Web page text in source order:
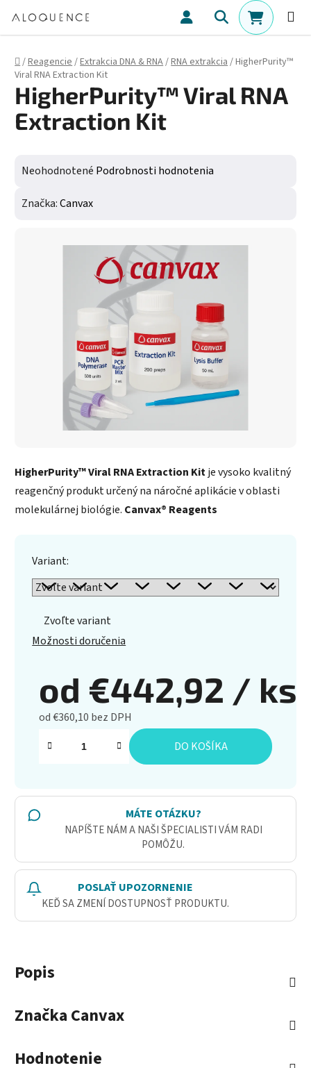
Hľadať
Domov
/Reagencie/Extrakcia DNA & RNA/RNA extrakcia/HigherPurity™
Viral RNA Extraction Kit
HigherPurity™ Viral RNA Extraction Kitje vysoko kvalitný
reagenčný produkt určený na náročné aplikácie v oblasti
molekulárnej biológie. Canvax® Reagents
Variant:
Zvoľte variant
Možnosti doručenia
od €442,92 / ks
od€360,10 bez DPH
Jednotková cena:
DO KOŠÍKA
MÁTE OTÁZKU?
NAPÍŠTE NÁM A NAŠI ŠPECIALISTI VÁM RADI
POMÔŽU.
POSLAŤ UPOZORNENIE
KEĎ SA ZMENÍ DOSTUPNOSŤ PRODUKTU.
HigherPurity™ Viral RNA
Extraction Kit
Priemerné hodnotenie produktu je 0,0 z 5 hviezdičiek.
Neohodnotené Podrobnosti hodnotenia
Značka:Canvax
Popis
Značka Canvax
Hodnotenie